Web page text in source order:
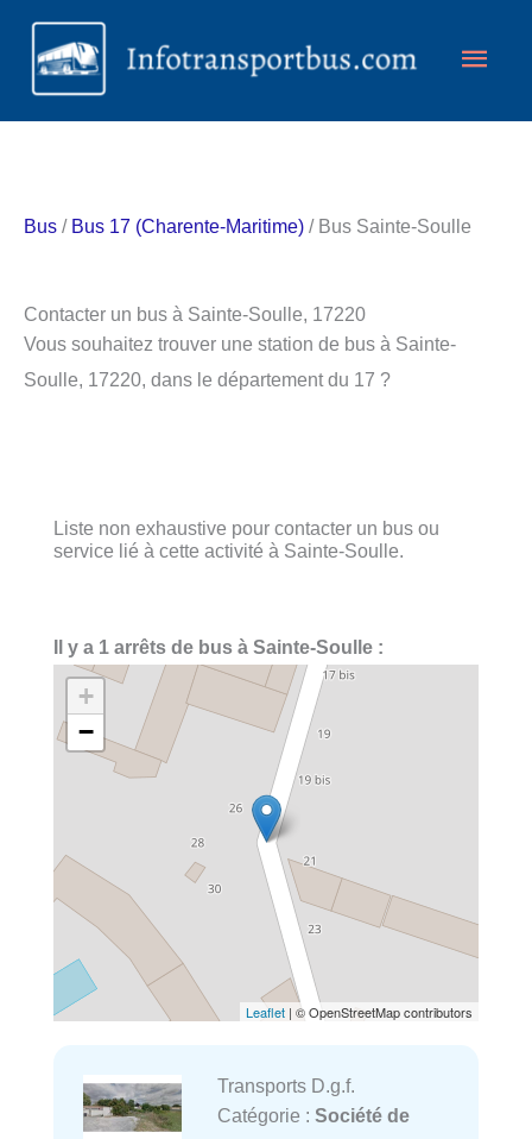
Aller
contenu
Bus / Bus 17 (Charente-Maritime) / Bus Sainte-Soulle
Contacter un bus à Sainte-Soulle, 17220
Vous souhaitez trouver une station de bus à Sainte-
Soulle, 17220, dans le département du 17 ?
Liste non exhaustive pour contacter un bus ou
service lié à cette activité à Sainte-Soulle.
Il y a 1 arrêts de bus à Sainte-Soulle :
+
−
Leaflet | © OpenStreetMap contributors
Transports D.g.f.
Catégorie : Société de